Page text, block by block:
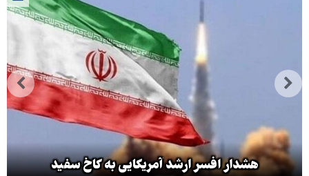
هشدار افسر ارشد آمریکایی به کاخ سفید